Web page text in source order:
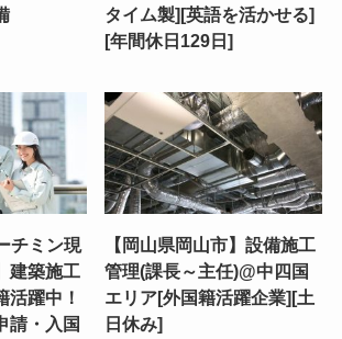
タイム製][英語を活かせる]
[年間休日129日]
チミン現
建築施工
躍中！
請・入国
【岡山県岡山市】設備施工
管理(課長～主任)@中四国
エリア[外国籍活躍企業][土
日休み]